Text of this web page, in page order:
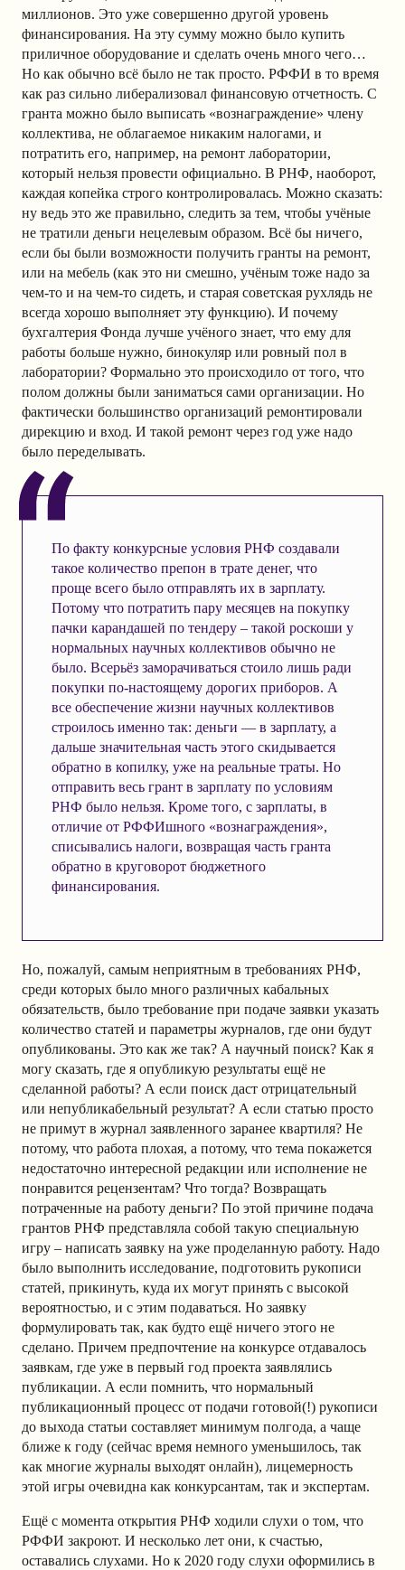
миллионов. Это уже совершенно другой уровень
финансирования. На эту сумму можно было купить
приличное оборудование и сделать очень много чего…
Но как обычно всё было не так просто. РФФИ в то время
как раз сильно либерализовал финансовую отчетность. С
гранта можно было выписать «вознаграждение» члену
коллектива, не облагаемое никаким налогами, и
потратить его, например, на ремонт лаборатории,
который нельзя провести официально. В РНФ, наоборот,
каждая копейка строго контролировалась. Можно сказать:
ну ведь это же правильно, следить за тем, чтобы учёные
не тратили деньги нецелевым образом. Всё бы ничего,
если бы были возможности получить гранты на ремонт,
или на мебель (как это ни смешно, учёным тоже надо за
чем-то и на чем-то сидеть, и старая советская рухлядь не
всегда хорошо выполняет эту функцию). И почему
бухгалтерия Фонда лучше учёного знает, что ему для
работы больше нужно, бинокуляр или ровный пол в
лаборатории? Формально это происходило от того, что
полом должны были заниматься сами организации. Но
фактически большинство организаций ремонтировали
дирекцию и вход. И такой ремонт через год уже надо
было переделывать.
По факту конкурсные условия РНФ создавали
такое количество препон в трате денег, что
проще всего было отправлять их в зарплату.
Потому что потратить пару месяцев на покупку
пачки карандашей по тендеру – такой роскоши у
нормальных научных коллективов обычно не
было. Всерьёз заморачиваться стоило лишь ради
покупки по-настоящему дорогих приборов. А
все обеспечение жизни научных коллективов
строилось именно так: деньги — в зарплату, а
дальше значительная часть этого скидывается
обратно в копилку, уже на реальные траты. Но
отправить весь грант в зарплату по условиям
РНФ было нельзя. Кроме того, с зарплаты, в
отличие от РФФИшного «вознаграждения»,
списывались налоги, возвращая часть гранта
обратно в круговорот бюджетного
финансирования.
Но, пожалуй, самым неприятным в требованиях РНФ,
среди которых было много различных кабальных
обязательств, было требование при подаче заявки указать
количество статей и параметры журналов, где они будут
опубликованы. Это как же так? А научный поиск? Как я
могу сказать, где я опубликую результаты ещё не
сделанной работы? А если поиск даст отрицательный
или непубликабельный результат? А если статью просто
не примут в журнал заявленного заранее квартиля? Не
потому, что работа плохая, а потому, что тема покажется
недостаточно интересной редакции или исполнение не
понравится рецензентам? Что тогда? Возвращать
потраченные на работу деньги? По этой причине подача
грантов РНФ представляла собой такую специальную
игру – написать заявку на уже проделанную работу. Надо
было выполнить исследование, подготовить рукописи
статей, прикинуть, куда их могут принять с высокой
вероятностью, и с этим подаваться. Но заявку
формулировать так, как будто ещё ничего этого не
сделано. Причем предпочтение на конкурсе отдавалось
заявкам, где уже в первый год проекта заявлялись
публикации. А если помнить, что нормальный
публикационный процесс от подачи готовой(!) рукописи
до выхода статьи составляет минимум полгода, а чаще
ближе к году (сейчас время немного уменьшилось, так
как многие журналы выходят онлайн), лицемерность
этой игры очевидна как конкурсантам, так и экспертам.
Ещё с момента открытия РНФ ходили слухи о том, что
РФФИ закроют. И несколько лет они, к счастью,
оставались слухами. Но к 2020 году слухи оформились в